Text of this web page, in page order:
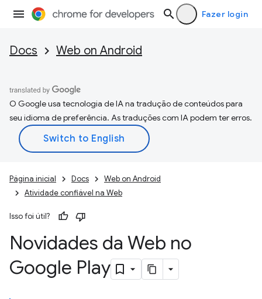
Fazer login
Docs Web on Android
O Google usa tecnologia de IA na tradução de conteúdos para
seu idioma de preferência. As traduções com IA podem ter erros.
Página inicial Docs
Web on Android
Atividade confiável na Web
Isso foi útil?
Novidades da Web no
Google Play